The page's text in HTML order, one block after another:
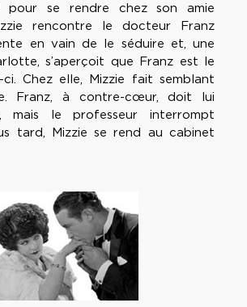
pour se rendre chez son amie
rencontre le docteur Franz
en vain de le séduire et, une
s’aperçoit que Franz est le
Chez elle, Mizzie fait semblant
Franz, à contre-cœur, doit lui
mais le professeur interrompt
tard, Mizzie se rend au cabinet